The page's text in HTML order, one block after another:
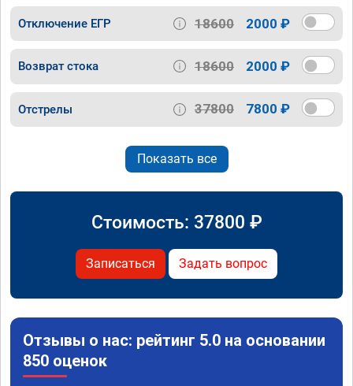
Отключение ЕГР 18600 2000 ₽
Возврат стока 18600 2000 ₽
Отстрелы 37800 7800 ₽
Показать все
Стоимость: 37800 ₽
Записаться Задать вопрос
Отзывы о нас: рейтинг 5.0 на основании
850 оценок